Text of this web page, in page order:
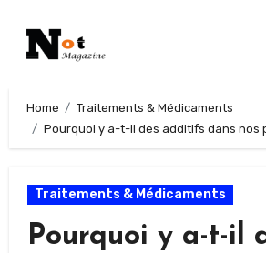
Home
Traitements & Médicaments
Pourquoi y a-t-il des additifs dans nos
Traitements & Médicaments
Pourquoi y a-t-il